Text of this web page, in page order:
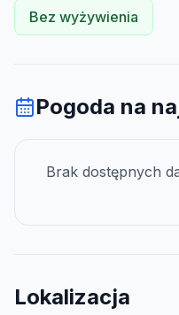
Bez wyżywienia
Pogoda na
Brak dostępnych
Lokalizacja